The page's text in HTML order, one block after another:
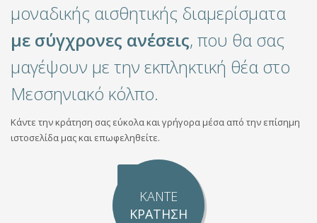
μοναδικής αισθητικής διαμερίσματα
με σύγχρονες ανέσεις, που θα σας
μαγέψουν με την εκπληκτική θέα στο
Μεσσηνιακό κόλπο.
Κάντε την κράτηση σας εύκολα και γρήγορα μέσα από την επίσημη
ιστοσελίδα μας και επωφεληθείτε.
ΚΑΝΤΕ
ΚΡΑΤΗΣΗ